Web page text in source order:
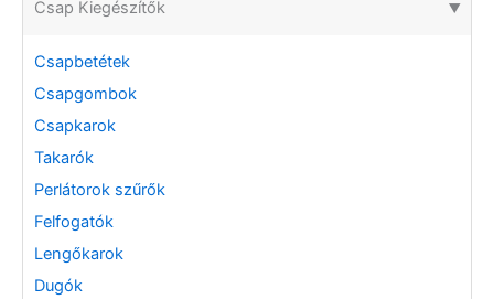
Csap Kiegészítők ▶
Csapbetétek
Csapgombok
Csapkarok
Takarók
Perlátorok szűrők
Felfogatók
Lengőkarok
Dugók